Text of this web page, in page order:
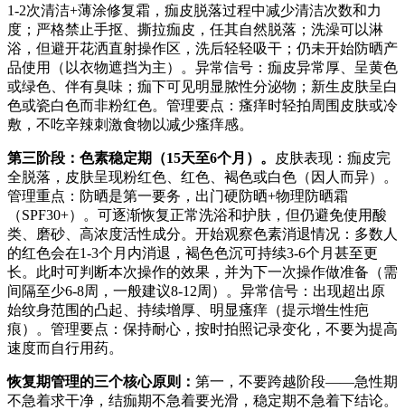
1-2次清洁+薄涂修复霜，痂皮脱落过程中减少清洁次数和力
度；严格禁止手抠、撕拉痂皮，任其自然脱落；洗澡可以淋
浴，但避开花洒直射操作区，洗后轻轻吸干；仍未开始防晒产
品使用（以衣物遮挡为主）。异常信号：痂皮异常厚、呈黄色
或绿色、伴有臭味；痂下可见明显脓性分泌物；新生皮肤呈白
色或瓷白色而非粉红色。管理要点：瘙痒时轻拍周围皮肤或冷
敷，不吃辛辣刺激食物以减少瘙痒感。
第三阶段：色素稳定期（15天至6个月）。
皮肤表现：痂皮完
全脱落，皮肤呈现粉红色、红色、褐色或白色（因人而异）。
管理重点：防晒是第一要务，出门硬防晒+物理防晒霜
（SPF30+）。可逐渐恢复正常洗浴和护肤，但仍避免使用酸
类、磨砂、高浓度活性成分。开始观察色素消退情况：多数人
的红色会在1-3个月内消退，褐色色沉可持续3-6个月甚至更
长。此时可判断本次操作的效果，并为下一次操作做准备（需
间隔至少6-8周，一般建议8-12周）。异常信号：出现超出原
始纹身范围的凸起、持续增厚、明显瘙痒（提示增生性疤
痕）。管理要点：保持耐心，按时拍照记录变化，不要为提高
速度而自行用药。
恢复期管理的三个核心原则： 第一，不要跨越阶段——急性期
不急着求干净，结痂期不急着要光滑，稳定期不急着下结论。